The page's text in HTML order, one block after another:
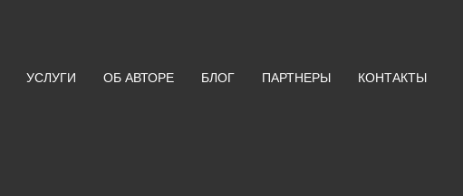
УСЛУГИ ОБ АВТОРЕ БЛОГ ПАРТНЕРЫ КОНТАКТЫ